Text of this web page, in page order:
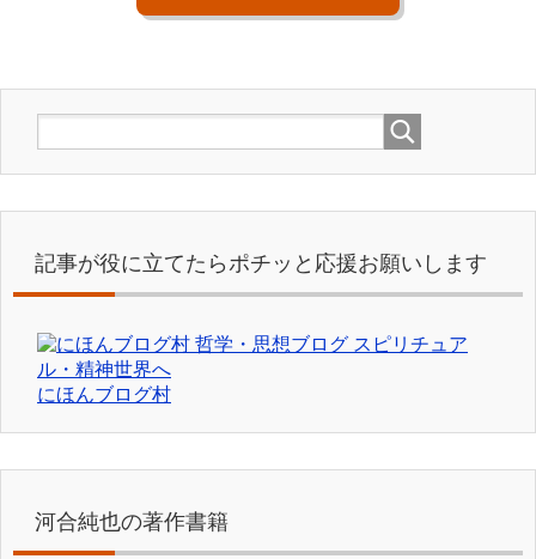
記事が役に立てたらポチッと応援お願いします
にほんブログ村
河合純也の著作書籍